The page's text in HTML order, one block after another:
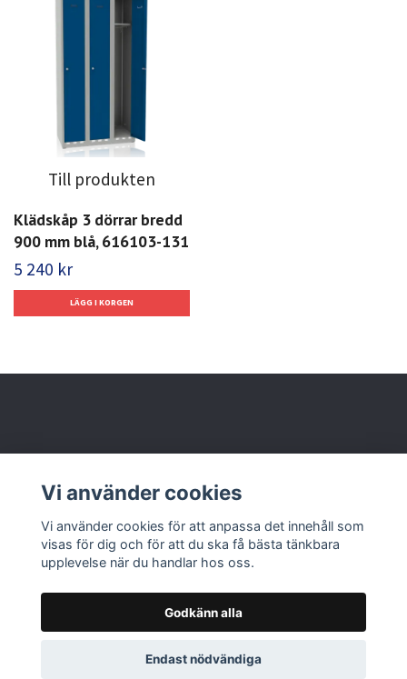
Till produkten
Klädskåp 3 dörrar bredd
900 mm blå, 616103-131
5 240 kr
Läs mer
© 2026 Nolbox AB
Vi använder cookies
Vi använder cookies för att anpassa det innehåll som
visas för dig och för att du ska få bästa tänkbara
upplevelse när du handlar hos oss.
Godkänn alla
Endast nödvändiga